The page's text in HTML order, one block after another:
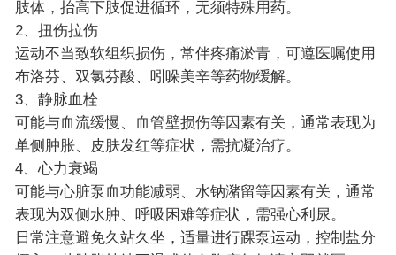
肢体，抬高下肢促进循环，无须特殊用药。
2、扭伤拉伤
运动不当致软组织损伤，常伴疼痛淤青，可遵医嘱使用
布洛芬、双氯芬酸、吲哚美辛等药物缓解。
3、静脉血栓
可能与血流缓慢、血管壁损伤等因素有关，通常表现为
单侧肿胀、皮肤发红等症状，需抗凝治疗。
4、心力衰竭
可能与心脏泵血功能减弱、水钠潴留等因素有关，通常
表现为双侧水肿、呼吸困难等症状，需强心利尿。
日常注意避免久站久坐，适量进行踝泵运动，控制盐分